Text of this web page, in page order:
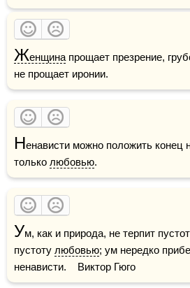
Женщина прощает презрение,
не прощает иронии.
Ненависти можно положить конец
только любовью.
Ум, как и природа, не терпит
пустоту любовью; ум нередко
ненависти.    Виктор Гюго